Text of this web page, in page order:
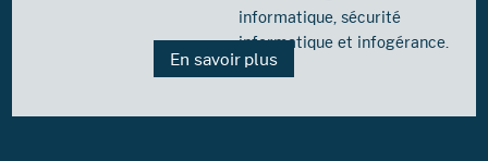
informatique, sécurité
informatique et infogérance.
En savoir plus